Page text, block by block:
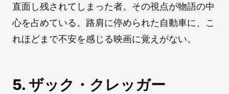
直面し残されてしまった者。その視点が物語の中
心を占めている。路肩に停められた自動車に、こ
れほどまで不安を感じる映画に覚えがない。
5. ザック・クレッガー